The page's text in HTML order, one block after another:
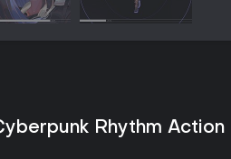
Rhythm Action